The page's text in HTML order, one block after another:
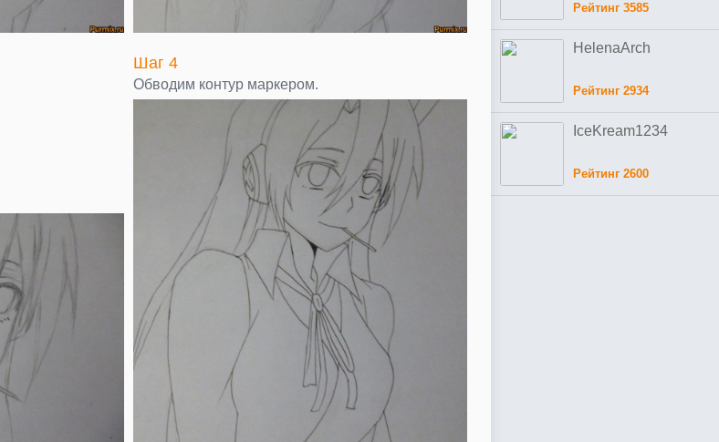
Шаг 4
Обводим контур маркером.
Рейтинг 3585
HelenaArch
Рейтинг 2934
IceKream1234
Рейтинг 2600